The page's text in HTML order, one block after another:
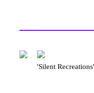
'Silent